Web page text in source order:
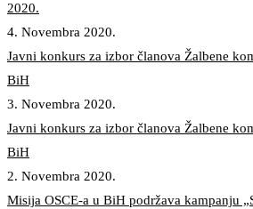
2020.
4. Novembra 2020.
Javni konkurs za izbor članova Žalbene
BiH
3. Novembra 2020.
Javni konkurs za izbor članova Žalbene
BiH
2. Novembra 2020.
Misija OSCE-a u BiH podržava kampanju